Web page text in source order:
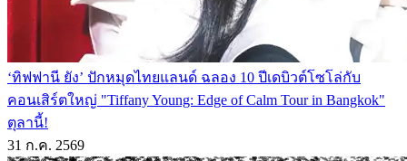
‘ทิฟฟานี ยัง’ ปักหมุดไทยแลนด์ ฉลอง 10 ปีเดบิวต์โซโล่กับ
คอนเสิร์ตใหญ่ "Tiffany Young: Edge of Calm Tour in Bangkok"
ตุลานี้!
31 ก.ค. 2569